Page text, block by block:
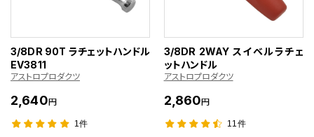
3/8DR 90T ラチェットハンドル
EV3811
アストロプロダクツ
2,640円
1件
3/8DR 2WAY スイベルラチェ
ットハンドル
アストロプロダクツ
2,860円
11件